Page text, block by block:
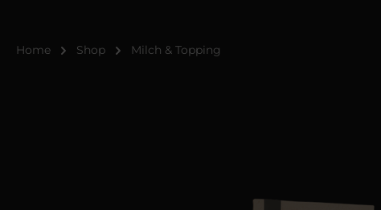
Home Shop Milch & Topping